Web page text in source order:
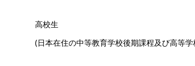
高校生
(日本在住の中等教育学校後期課程及び高等